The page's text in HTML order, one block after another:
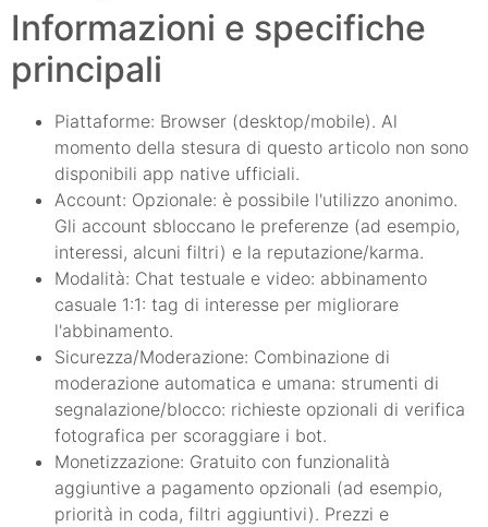
Informazioni e specifiche
principali
Piattaforme: Browser (desktop/mobile). Al
momento della stesura di questo articolo non sono
disponibili app native ufficiali.
Account: Opzionale: è possibile l'utilizzo anonimo.
Gli account sbloccano le preferenze (ad esempio,
interessi, alcuni filtri) e la reputazione/karma.
Modalità: Chat testuale e video: abbinamento
casuale 1:1: tag di interesse per migliorare
l'abbinamento.
Sicurezza/Moderazione: Combinazione di
moderazione automatica e umana: strumenti di
segnalazione/blocco: richieste opzionali di verifica
fotografica per scoraggiare i bot.
Monetizzazione: Gratuito con funzionalità
aggiuntive a pagamento opzionali (ad esempio,
priorità in coda, filtri aggiuntivi). Prezzi e